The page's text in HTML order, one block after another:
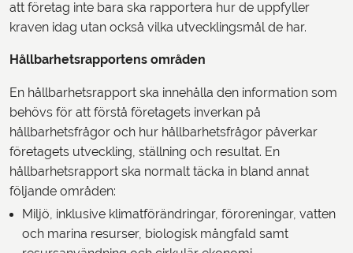
att företag inte bara ska rapportera hur de uppfyller
kraven idag utan också vilka utvecklingsmål de har.
Hållbarhetsrapportens områden
En hållbarhetsrapport ska innehålla den information som
behövs för att förstå företagets inverkan på
hållbarhetsfrågor och hur hållbarhetsfrågor påverkar
företagets utveckling, ställning och resultat. En
hållbarhetsrapport ska normalt täcka in bland annat
följande områden:
Miljö, inklusive klimatförändringar, föroreningar, vatten
och marina resurser, biologisk mångfald samt